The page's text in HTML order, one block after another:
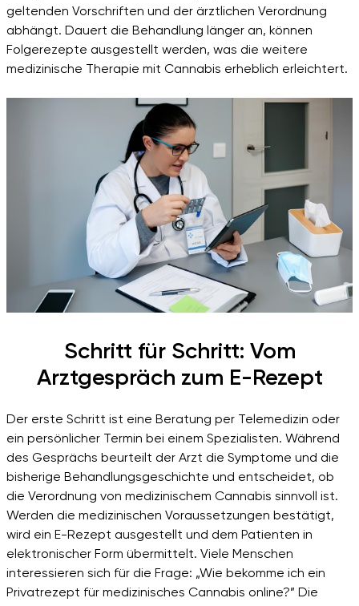
geltenden Vorschriften und der ärztlichen Verordnung
abhängt. Dauert die Behandlung länger an, können
Folgerezepte ausgestellt werden, was die weitere
medizinische Therapie mit Cannabis erheblich erleichtert.
Schritt für Schritt: Vom
Arztgespräch zum E-Rezept
Der erste Schritt ist eine Beratung per Telemedizin oder
ein persönlicher Termin bei einem Spezialisten. Während
des Gesprächs beurteilt der Arzt die Symptome und die
bisherige Behandlungsgeschichte und entscheidet, ob
die Verordnung von medizinischem Cannabis sinnvoll ist.
Werden die medizinischen Voraussetzungen bestätigt,
wird ein E-Rezept ausgestellt und dem Patienten in
elektronischer Form übermittelt. Viele Menschen
interessieren sich für die Frage: „Wie bekomme ich ein
Privatrezept für medizinisches Cannabis online?” Die